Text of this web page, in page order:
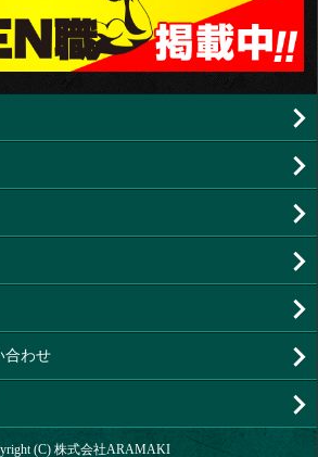
合わせ
(C) 株式会社ARAMAKI